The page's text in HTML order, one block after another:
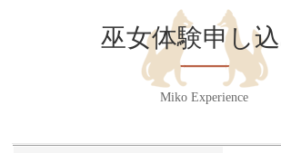
巫女体験申し
Miko Experience